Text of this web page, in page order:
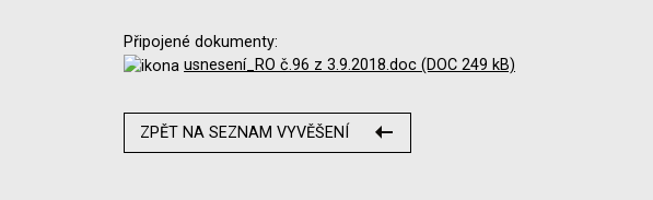
Připojené dokumenty:
usnesení_RO č.96 z 3.9.2018.doc (DOC 249 kB)
ZPĚT NA SEZNAM VYVĚŠENÍ